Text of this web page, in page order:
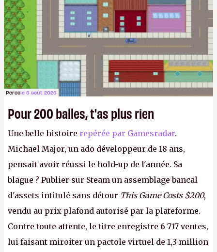
Percole 6 août 2026
Pour 200 balles, t'as plus rien
Une belle histoire repérée par Gamesradar.
Michael Major, un ado développeur de 18 ans,
pensait avoir réussi le hold-up de l'année. Sa
blague ? Publier sur Steam un assemblage bancal
d'assets intitulé sans détour This Game Costs $200,
vendu au prix plafond autorisé par la plateforme.
Contre toute attente, le titre enregistre 6 717 ventes,
lui faisant miroiter un pactole virtuel de 1,3 million